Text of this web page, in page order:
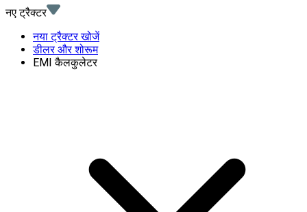
नए ट्रैक्टर
नया ट्रैक्टर खोजें
डीलर और शोरूम
EMI कैलकुलेटर